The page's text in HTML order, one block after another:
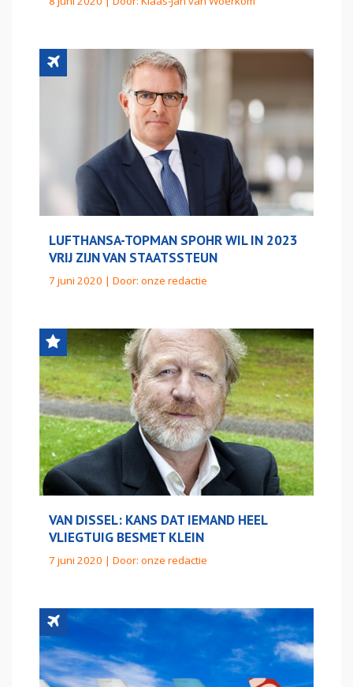
LUFTHANSA-TOPMAN SPOHR WIL IN 2023
VRIJ ZIJN VAN STAATSSTEUN
7 juni 2020 | Door: onze redactie
VAN DISSEL: KANS DAT IEMAND HEEL
VLIEGTUIG BESMET KLEIN
7 juni 2020 | Door: onze redactie